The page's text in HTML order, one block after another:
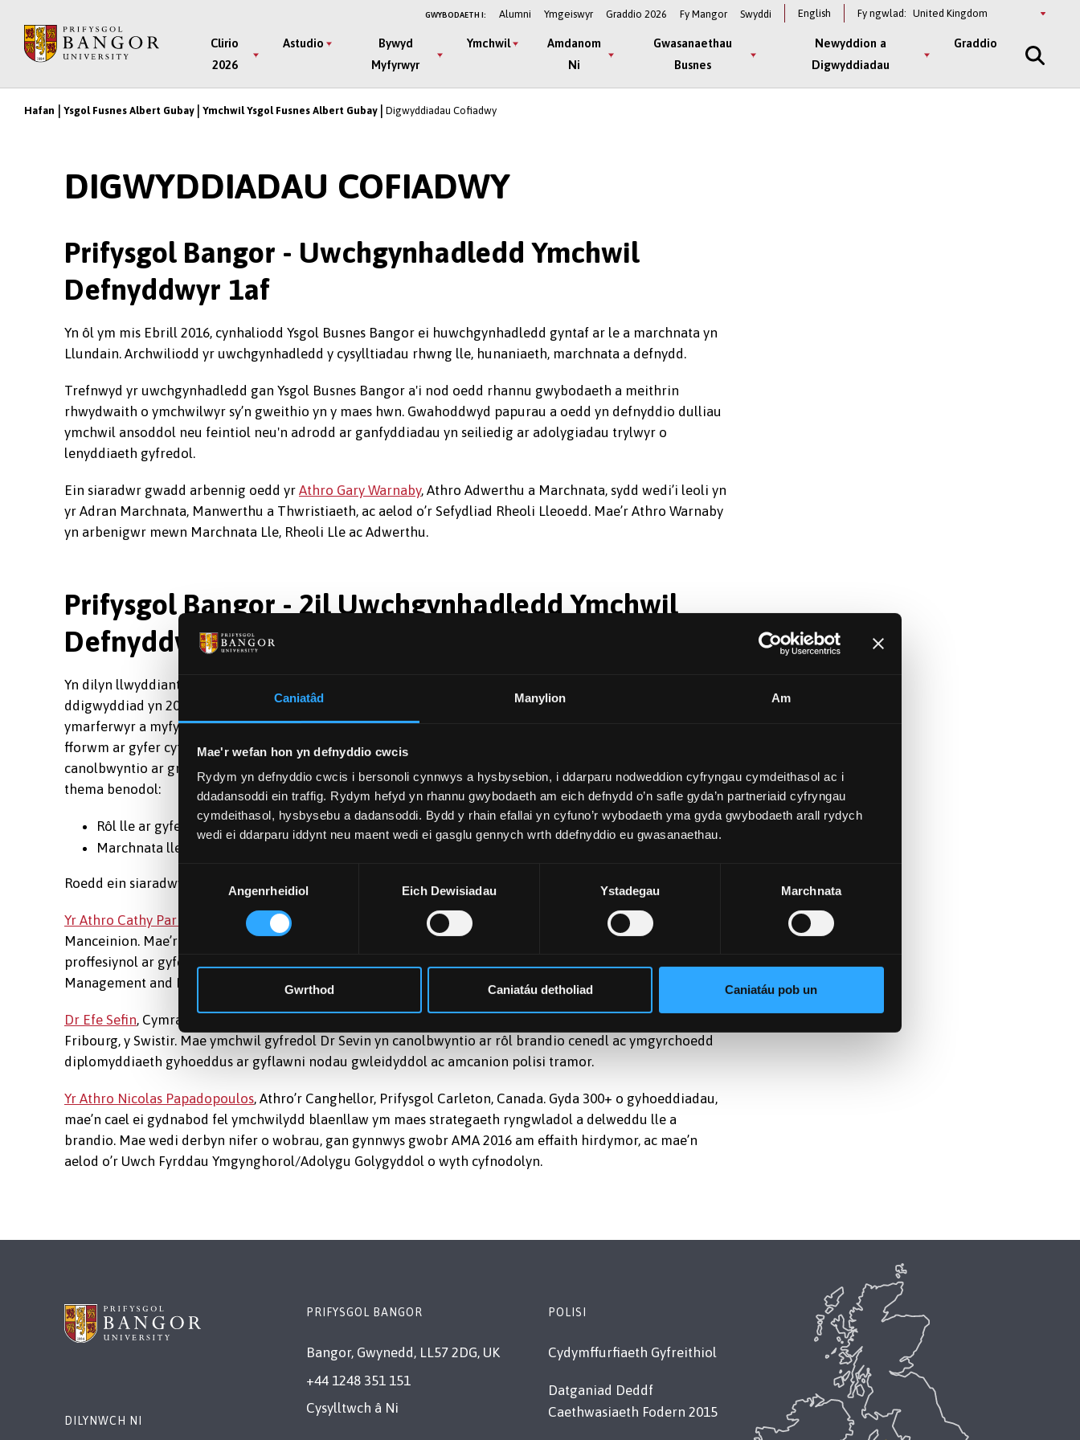
Caniatâd Manylion Am
Mae'r wefan hon yn defnyddio cwcis
Rydym yn defnyddio cwcis i bersonoli cynnwys a hysbysebion, i ddarparu nodweddion cyfryngau cymdeithasol ac i
ddadansoddi ein traffig. Rydym hefyd yn rhannu gwybodaeth am eich defnydd o’n safle gyda’n partneriaid cyfryngau
cymdeithasol, hysbysebu a dadansoddi. Bydd y rhain efallai yn cyfuno’r wybodaeth yma gyda gwybodaeth arall rydych
wedi ei ddarparu iddynt neu maent wedi ei gasglu gennych wrth ddefnyddio eu gwasanaethau.
Angenrheidiol Eich Dewisiadau Ystadegau Marchnata
Gwrthod Caniatáu detholiad Caniatáu pob un
GWYBODAETH I: Alumni Ymgeiswyr Graddio 2026 Fy Mangor Swyddi English Fy ngwlad: Select
Main
Menu
Clirio
2026
Astudio
Bywyd
Myfyrwyr
Ymchwil
Amdanom
Ni
Gwasanaethau
Busnes
Newyddion a
Digwyddiadau
Graddio
Breadcrumb
Hafan Ysgol Fusnes Albert Gubay Ymchwil Ysgol Fusnes Albert Gubay Digwyddiadau Cofiadwy
DIGWYDDIADAU COFIADWY
Prifysgol Bangor - Uwchgynhadledd Ymchwil
Defnyddwyr 1af
Yn ôl ym mis Ebrill 2016, cynhaliodd Ysgol Busnes Bangor ei huwchgynhadledd gyntaf ar le a marchnata yn
Llundain. Archwiliodd yr uwchgynhadledd y cysylltiadau rhwng lle, hunaniaeth, marchnata a defnydd.
Trefnwyd yr uwchgynhadledd gan Ysgol Busnes Bangor a'i nod oedd rhannu gwybodaeth a meithrin
rhwydwaith o ymchwilwyr sy’n gweithio yn y maes hwn. Gwahoddwyd papurau a oedd yn defnyddio dulliau
ymchwil ansoddol neu feintiol neu'n adrodd ar ganfyddiadau yn seiliedig ar adolygiadau trylwyr o
lenyddiaeth gyfredol.
Ein siaradwr gwadd arbennig oedd yr Athro Gary Warnaby, Athro Adwerthu a Marchnata, sydd wedi’i leoli yn
yr Adran Marchnata, Manwerthu a Thwristiaeth, ac aelod o’r Sefydliad Rheoli Lleoedd. Mae’r Athro Warnaby
yn arbenigwr mewn Marchnata Lle, Rheoli Lle ac Adwerthu.
Prifysgol Bangor - 2il Uwchgynhadledd Ymchwil
Defnyddwyr
Yn dilyn llwyddiant yr Uwchgynhadledd Ymchwil Defnyddwyr gyntaf, cynhaliodd Ysgol Busnes Bangor ail
ddigwyddiad yn 2017 yng Nghaer ar le a hunaniaeth y tro hwn. Daeth yr uwchgynhadledd ag ysgolheigion,
ymarferwyr a myfyrwyr marchnata, twristiaeth, cynllunio trefol a meysydd cysylltiedig ynghyd i ddarparu
fforwm ar gyfer cyfnewid syniadau am theori ac ymarfer marchnata lle. Roedd yr uwchgynhadledd yn
canolbwyntio ar greu trafodaeth werthfawr ar natur amlddisgyblaethol marchnata gan archwilio dwy
thema benodol:
Rôl lle ar gyfer hunaniaeth defnyddwyr
Marchnata lle: persbectif busnes
Roedd ein siaradwyr gwadd arbennig yn cynnwys:
Yr Athro Cathy Parker
, Athro Marchnata a Menter Manwerthu yn Ysgol Busnes Prifysgol Fetropolitan
Manceinion. Mae’r Athro Parker hefyd yn Gyfarwyddwr ar gyfer y Sefydliad Rheoli Lleoedd (IPM), y sefydliad
proffesiynol ar gyfer pawb sy’n ymwneud â gwneud lleoedd yn well ac yn Brif Olygydd y Journal of Place
Management and Development.
Dr Efe Sefin, Cymrawd Ymchwil Ôl-ddoethurol yn Adran Ymchwil y Cyfryngau a Chyfathrebu, Prifysgol
Fribourg, y Swistir. Mae ymchwil gyfredol Dr Sevin yn canolbwyntio ar rôl brandio cenedl ac ymgyrchoedd
diplomyddiaeth gyhoeddus ar gyflawni nodau gwleidyddol ac amcanion polisi tramor.
Yr Athro Nicolas Papadopoulos, Athro’r Canghellor, Prifysgol Carleton, Canada. Gyda 300+ o gyhoeddiadau,
mae’n cael ei gydnabod fel ymchwilydd blaenllaw ym maes strategaeth ryngwladol a delweddu lle a
brandio. Mae wedi derbyn nifer o wobrau, gan gynnwys gwobr AMA 2016 am effaith hirdymor, ac mae’n
aelod o’r Uwch Fyrddau Ymgynghorol/Adolygu Golygyddol o wyth cyfnodolyn.
DILYNWCH NI
PRIFYSGOL BANGOR
Bangor, Gwynedd, LL57 2DG, UK
+44 1248 351 151
Cysylltwch â Ni
POLISI
Cydymffurfiaeth Gyfreithiol
Datganiad Deddf
Caethwasiaeth Fodern 2015